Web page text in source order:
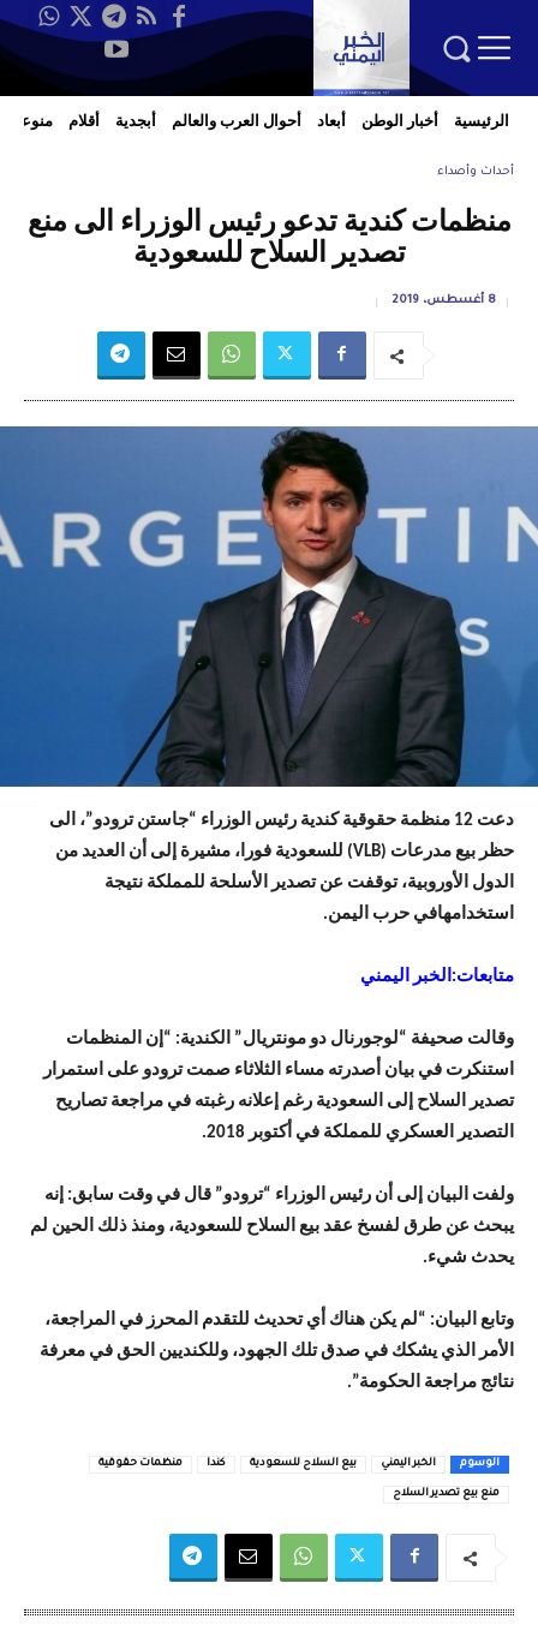
الرئيسية أخبار الوطن أبعاد أحوال العرب والعالم أبجدية أقلام منوعات
أحداث وأصداء
منظمات كندية تدعو رئيس الوزراء الى منع
تصدير السلاح للسعودية
8 أغسطس، 2019
دعت 12 منظمة حقوقية كندية رئيس الوزراء “جاستن ترودو”، الى
حظر بيع مدرعات (VLB) للسعودية فورا، مشيرة إلى أن العديد من
الدول الأوروبية، توقفت عن تصدير الأسلحة للمملكة نتيجة
استخدامهافي حرب اليمن.
متابعات:الخبر اليمني
وقالت صحيفة “لوجورنال دو مونتريال” الكندية: “إن المنظمات
استنكرت في بيان أصدرته مساء الثلاثاء صمت ترودو على استمرار
تصدير السلاح إلى السعودية رغم إعلانه رغبته في مراجعة تصاريح
التصدير العسكري للمملكة في أكتوبر 2018.
ولفت البيان إلى أن رئيس الوزراء “ترودو” قال في وقت سابق: إنه
يبحث عن طرق لفسخ عقد بيع السلاح للسعودية، ومنذ ذلك الحين لم
يحدث شيء.
وتابع البيان: “لم يكن هناك أي تحديث للتقدم المحرز في المراجعة،
الأمر الذي يشكك في صدق تلك الجهود، وللكنديين الحق في معرفة
نتائج مراجعة الحكومة”.
الوسوم الخبر اليمني بيع السلاح للسعودية كندا منظمات حقوقية
منع بيع تصدير السلاح